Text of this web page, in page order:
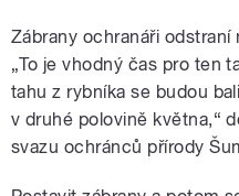
Zábrany ochranáři odstraní
„To je vhodný čas pro ten
tahu z rybníka se budou
v druhé polovině května,“
svazu ochránců přírody